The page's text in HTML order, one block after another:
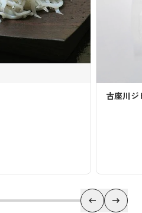
古座川ジビエ 山